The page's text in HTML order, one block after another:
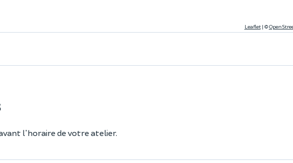
Leaflet | ©
l'horaire de votre atelier.